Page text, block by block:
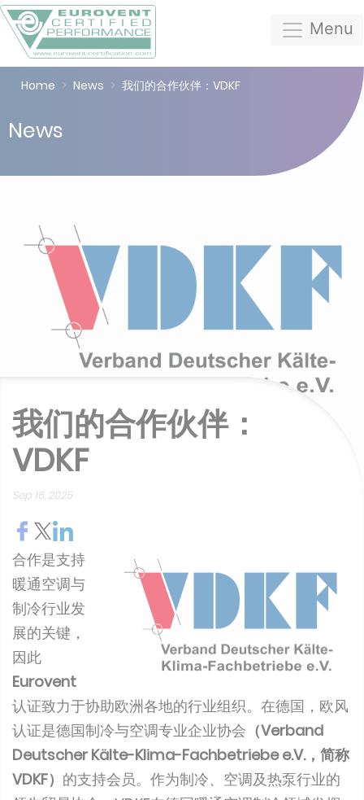
Menu
Home News 我们的合作伙伴：VDKF
News
我们的合作伙伴：
VDKF
Sep 16, 2025
合作是支持
暖通空调与
制冷行业发
展的关键，
因此
Eurovent
认证致力于协助欧洲各地的行业组织。在德国，欧风
认证是德国制冷与空调专业企业协会 （Verband
Deutscher Kälte-Klima-Fachbetriebe e.V.，简称
VDKF） 的支持会员。作为制冷、空调及热泵行业的